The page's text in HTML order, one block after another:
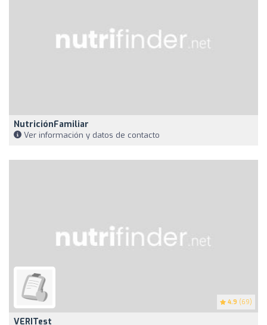
NutriciónFamiliar
Ver información y datos de contacto
4.9 (69)
VERITest